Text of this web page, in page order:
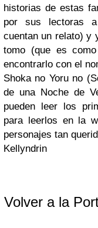
historias de estas
por sus lectoras a
cuentan un relato) y
tomo (que es
encontrarlo con el
Shoka no Yoru no
de una Noche de
pueden leer los
para leerlos en la
personajes tan
Kellyndrin
Volver a la